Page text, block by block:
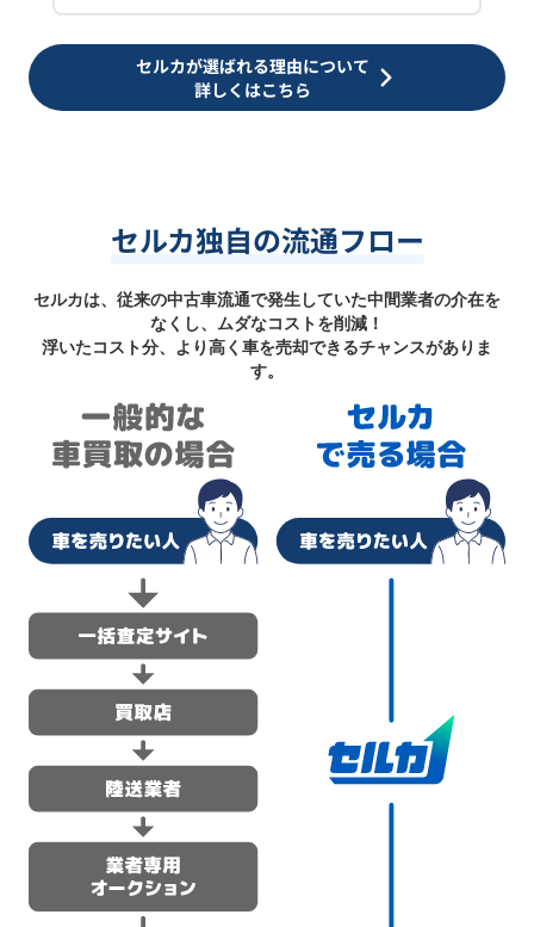
セルカが選ばれる理由について
詳しくはこちら
セルカ独自の流通フロー
セルカは、従来の中古車流通で発生していた中間業者の介在を
なくし、ムダなコストを削減！
浮いたコスト分、より高く車を売却できるチャンスがありま
す。